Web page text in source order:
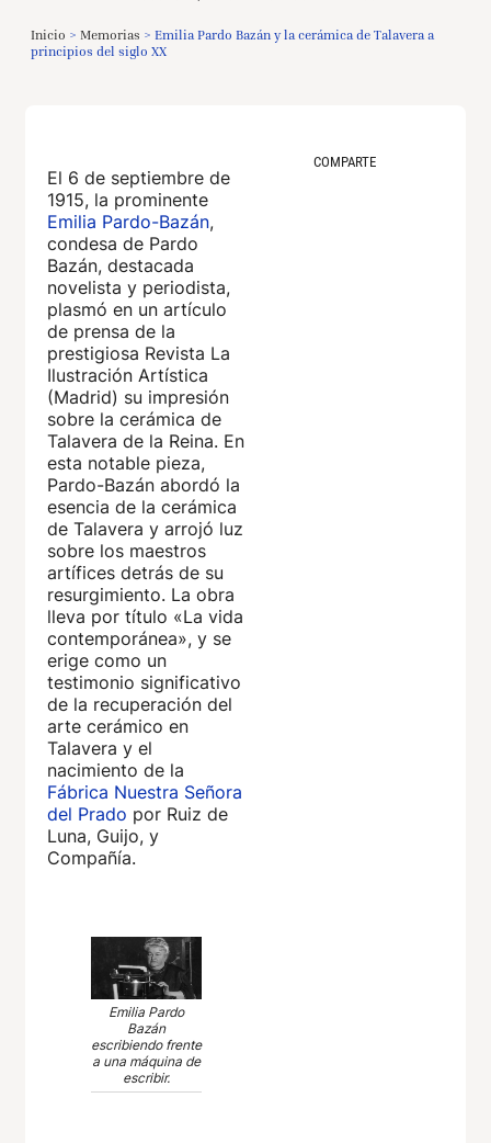
Inicio > Memorias > Emilia Pardo Bazán y la cerámica de Talavera a
principios del siglo XX
COMPARTE
El 6 de septiembre de
1915, la prominente
Emilia Pardo-Bazán,
condesa de Pardo
Bazán, destacada
novelista y periodista,
plasmó en un artículo
de prensa de la
prestigiosa Revista La
Ilustración Artística
(Madrid) su impresión
sobre la cerámica de
Talavera de la Reina. En
esta notable pieza,
Pardo-Bazán abordó la
esencia de la cerámica
de Talavera y arrojó luz
sobre los maestros
artífices detrás de su
resurgimiento. La obra
lleva por título «La vida
contemporánea», y se
erige como un
testimonio significativo
de la recuperación del
arte cerámico en
Talavera y el
nacimiento de la
Fábrica Nuestra Señora
del Prado por Ruiz de
Luna, Guijo, y
Compañía.
Emilia Pardo
Bazán
escribiendo frente
a una máquina de
escribir.